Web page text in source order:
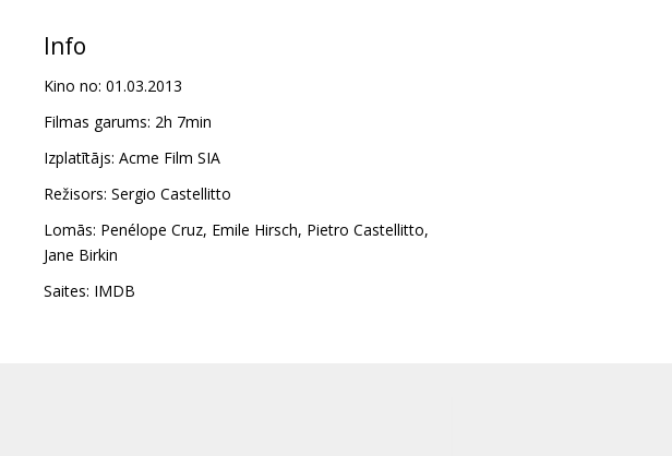
Info
Kino no: 01.03.2013
Filmas garums: 2h 7min
Izplatītājs: Acme Film SIA
Režisors: Sergio Castellitto
Lomās: Penélope Cruz, Emile Hirsch, Pietro Castellitto,
Jane Birkin
Saites: IMDB